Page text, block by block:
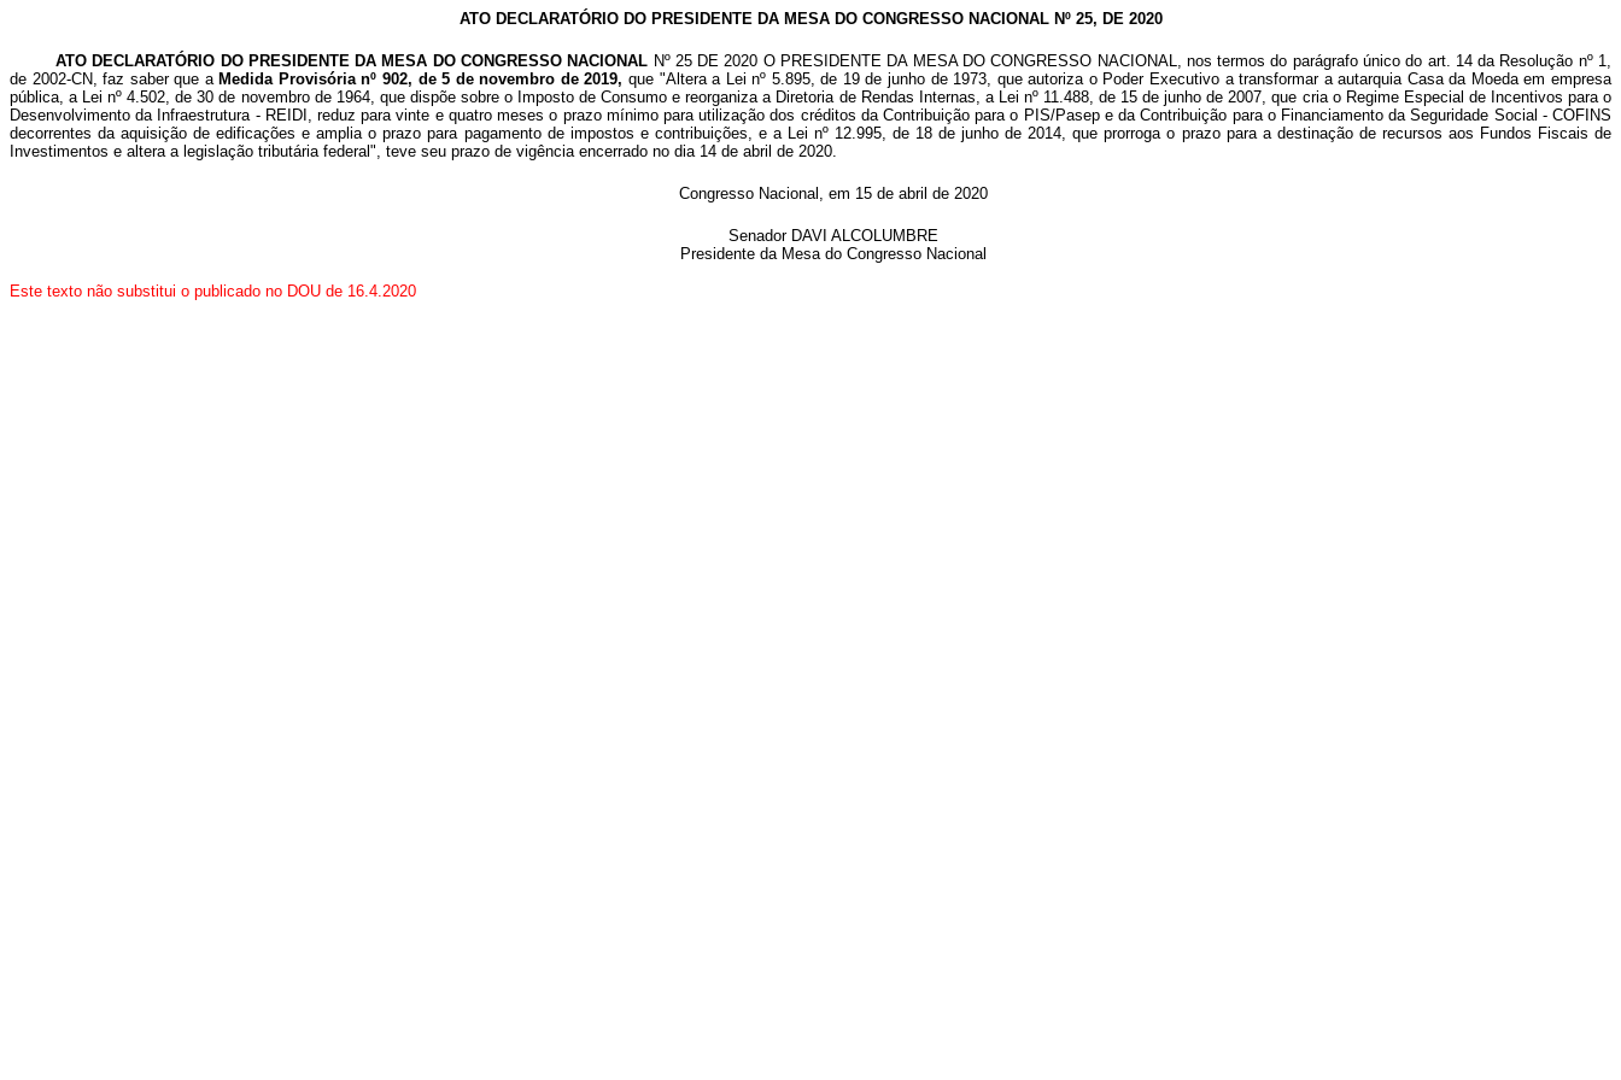
ATO DECLARATÓRIO DO PRESIDENTE DA MESA DO CONGRESSO NACIONAL Nº 25, DE 2020
ATO DECLARATÓRIO DO PRESIDENTE DA MESA DO CONGRESSO NACIONAL Nº 25 DE 2020 O PRESIDENTE DA MESA DO CONGRESSO NACIONAL, nos termos do parágrafo único do art. 14 da Resolução nº 1,
de 2002-CN, faz saber que a Medida Provisória nº 902, de 5 de novembro de 2019, que "Altera a Lei nº 5.895, de 19 de junho de 1973, que autoriza o Poder Executivo a transformar a autarquia Casa da Moeda em empresa
pública, a Lei nº 4.502, de 30 de novembro de 1964, que dispõe sobre o Imposto de Consumo e reorganiza a Diretoria de Rendas Internas, a Lei nº 11.488, de 15 de junho de 2007, que cria o Regime Especial de Incentivos para o
Desenvolvimento da Infraestrutura - REIDI, reduz para vinte e quatro meses o prazo mínimo para utilização dos créditos da Contribuição para o PIS/Pasep e da Contribuição para o Financiamento da Seguridade Social - COFINS
decorrentes da aquisição de edificações e amplia o prazo para pagamento de impostos e contribuições, e a Lei nº 12.995, de 18 de junho de 2014, que prorroga o prazo para a destinação de recursos aos Fundos Fiscais de
Investimentos e altera a legislação tributária federal", teve seu prazo de vigência encerrado no dia 14 de abril de 2020.
Congresso Nacional, em 15 de abril de 2020
Senador DAVI ALCOLUMBRE
Presidente da Mesa do Congresso Nacional
Este texto não substitui o publicado no DOU de 16.4.2020